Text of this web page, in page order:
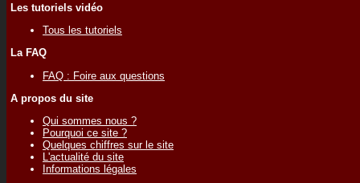
Les tutoriels vidéo
Tous les tutoriels
La FAQ
FAQ : Foire aux questions
A propos du site
Qui sommes nous ?
Pourquoi ce site ?
Quelques chiffres sur le site
L'actualité du site
Informations légales